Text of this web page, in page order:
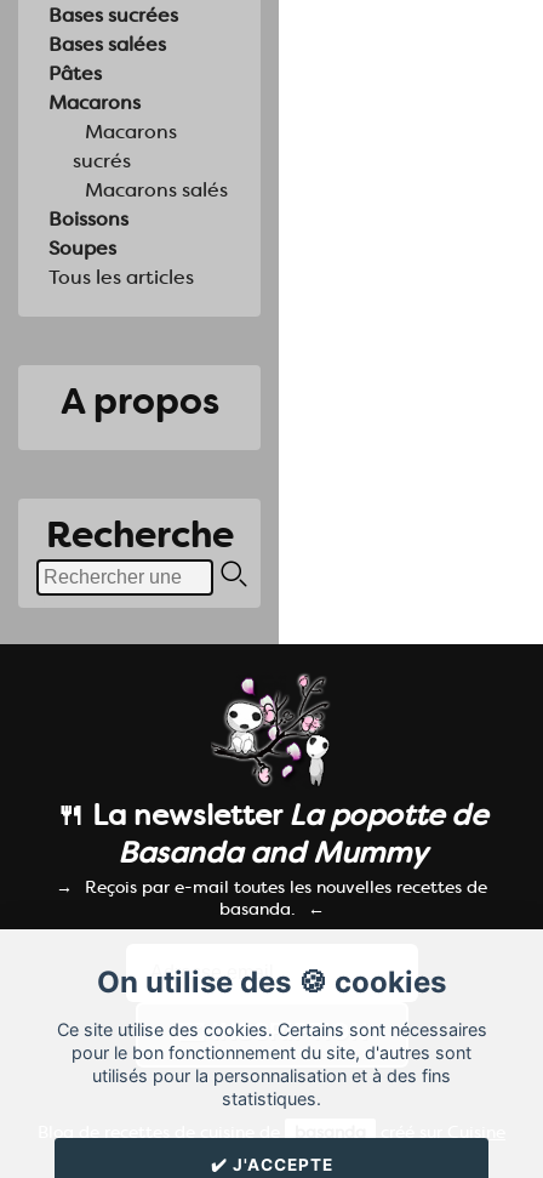
Bases sucrées
Bases salées
Pâtes
Macarons
Macarons
sucrés
Macarons salés
Boissons
Soupes
Tous les articles
A propos
Recherche
On utilise des 🍪 cookies
Ce site utilise des cookies. Certains sont nécessaires
pour le bon fonctionnement du site, d'autres sont
utilisés pour la personnalisation et à des fins
statistiques.
✔️ J'ACCEPTE
🍴 La newsletterLa popotte de
Basanda and Mummy
Reçois par e-mail toutes les nouvelles recettes de
basanda.